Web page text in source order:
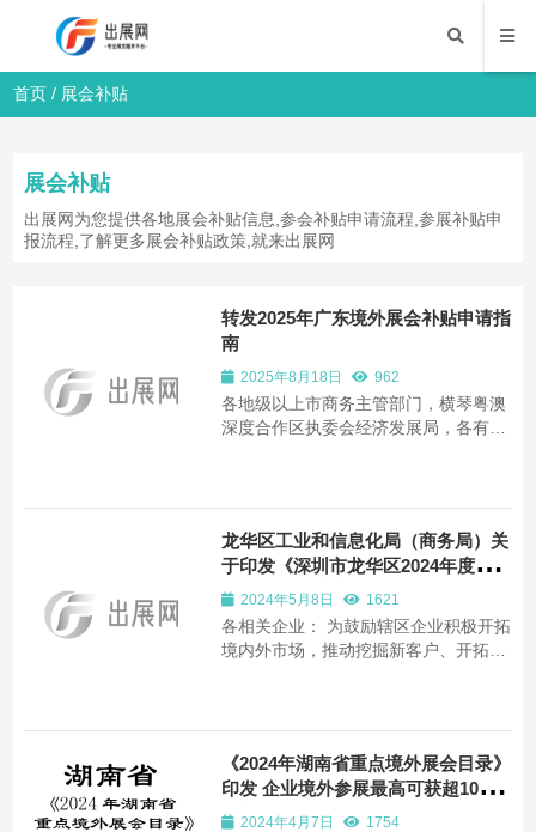
首页 / 展会补贴
展会补贴
出展网为您提供各地展会补贴信息,参会补贴申请流程,参展补贴申
报流程,了解更多展会补贴政策,就来出展网
转发2025年广东境外展会补贴申请指
南
2025年8月18日 962
各地级以上市商务主管部门，横琴粤澳
深度合作区执委会经济发展局，各有关
支持对象。在广...
龙华区工业和信息化局（商务局）关
于印发《深圳市龙华区2024年度境
内、外展会重点支持项目计划》的通
知
2024年5月8日 1621
各相关企业： 为鼓励辖区企业积极开拓
境内外市场，推动挖掘新客户、开拓国
圳市龙华区2024年度境内、外展会重点
支...
《2024年湖南省重点境外展会目录》
印发 企业境外参展最高可获超10万
元补贴
2024年4月7日 1754